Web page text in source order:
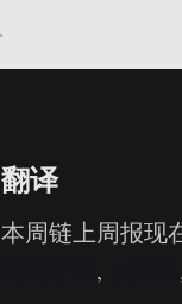
翻译
本周链上周报现
,